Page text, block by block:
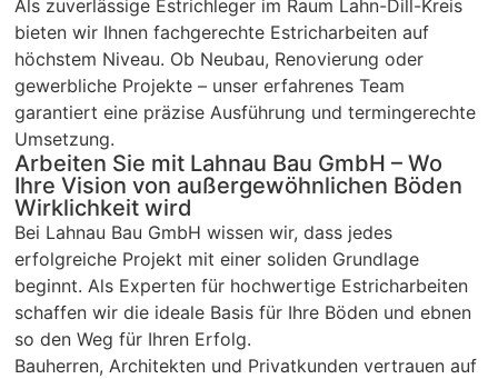
Als zuverlässige Estrichleger im Raum Lahn-Dill-Kreis
bieten wir Ihnen fachgerechte Estricharbeiten auf
höchstem Niveau. Ob Neubau, Renovierung oder
gewerbliche Projekte – unser erfahrenes Team
garantiert eine präzise Ausführung und termingerechte
Umsetzung.
Arbeiten Sie mit Lahnau Bau GmbH – Wo
Ihre Vision von außergewöhnlichen Böden
Wirklichkeit wird
Bei Lahnau Bau GmbH wissen wir, dass jedes
erfolgreiche Projekt mit einer soliden Grundlage
beginnt. Als Experten für hochwertige Estricharbeiten
schaffen wir die ideale Basis für Ihre Böden und ebnen
so den Weg für Ihren Erfolg.
Bauherren, Architekten und Privatkunden vertrauen auf